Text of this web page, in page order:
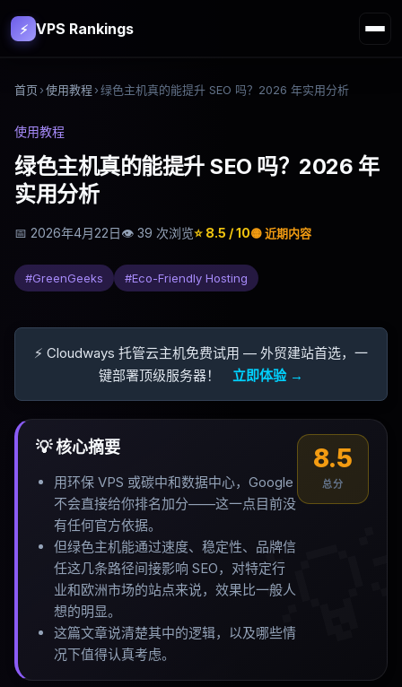
⚡ VPS Rankings
首页 ›使用教程›绿色主机真的能提升 SEO 吗？2026 年实用分析
使用教程
绿色主机真的能提升 SEO 吗？2026 年
实用分析
📅 2026年4月22日👁 39 次浏览⭐ 8.5 / 10🟡近期内容
#GreenGeeks #Eco-Friendly Hosting
⚡ Cloudways 托管云主机免费试用 — 外贸建站首选，一
键部署顶级服务器！
立即体验 →
💡 核心摘要
用环保 VPS 或碳中和数据中心，Google
不会直接给你排名加分——这一点目前没
有任何官方依据。
但绿色主机能通过速度、稳定性、品牌信
任这几条路径间接影响 SEO，对特定行
业和欧洲市场的站点来说，效果比一般人
想的明显。
这篇文章说清楚其中的逻辑，以及哪些情
况下值得认真考虑。
8.5
总分